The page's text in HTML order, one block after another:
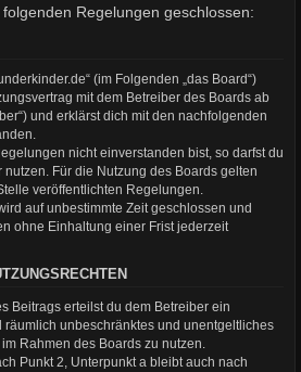
Regelungen geschlossen:
(im Folgenden „das Board“)
mit dem Betreiber des Boards ab
und erklärst dich mit den nachfolgenden
nicht einverstanden bist, so darfst du
Für die Nutzung des Boards gelten
veröffentlichten Regelungen.
auf unbestimmte Zeit geschlossen und
ohne Einhaltung einer Frist jederzeit
Beitrags erteilst du dem Betreiber ein
räumlich unbeschränktes und unentgeltliches
Rahmen des Boards zu nutzen.
Punkt 2, Unterpunkt a bleibt auch nach